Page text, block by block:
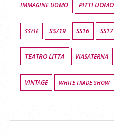
IMMAGINE UOMO PITTI UOMO
SS/18 SS/19 SS16 SS17
TEATRO LITTA VIASATERNA
VINTAGE WHITE TRADE SHOW